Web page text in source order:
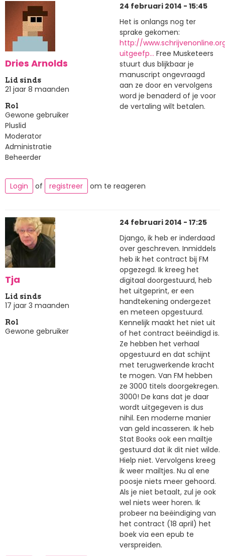
Dries Arnolds
Lid sinds
21 jaar 8 maanden
Rol
Gewone gebruiker
Pluslid
Moderator
Administratie
Beheerder
24 februari 2014 - 15:45
Het is onlangs nog ter
sprake gekomen:
http://
uitgeefp… Free Musketeers
stuurt dus blijkbaar je
manuscript ongevraagd
aan ze door en vervolgens
word je benaderd of je voor
de vertaling wilt betalen.
Login of registreer om te reageren
Tja
Lid sinds
17 jaar 3 maanden
Rol
Gewone gebruiker
24 februari 2014 - 17:25
Django, ik heb er inderdaad
over geschreven. Inmiddels
heb ik het contract bij FM
opgezegd. Ik kreeg het
digitaal doorgestuurd, heb
het uitgeprint, er een
handtekening ondergezet
en meteen opgestuurd.
Kennelijk maakt het niet uit
of het contract beëindigd is.
Ze hebben het verhaal
opgestuurd en dat schijnt
met terugwerkende kracht
te mogen. Van FM hebben
ze 3000 titels doorgekregen.
3000! De kans dat je daar
wordt uitgegeven is dus
nihil. Een moderne manier
van geld incasseren. Ik heb
Stat Books ook een mailtje
gestuurd dat ik dit niet wilde.
Hielp niet. Vervolgens kreeg
ik weer mailtjes. Nu al ene
poosje niets meer gehoord.
Als je niet betaalt, zul je ook
wel niets weer horen. Ik
probeer na beëindiging van
het contract (18 april) het
boek via een epub te
verspreiden.